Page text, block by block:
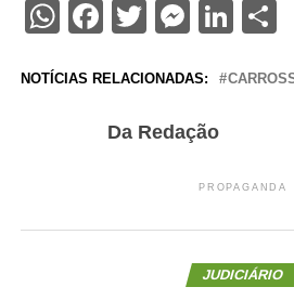
WhatsApp
Facebook
Twitter
NOTÍCIAS RELACIONADAS:
Da Redação
PROPAGANDA
JUDICIÁRIO